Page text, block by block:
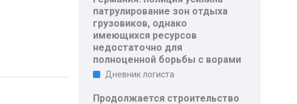
патрулирование зон отдыха
грузовиков, однако
имеющихся ресурсов
недостаточно для
полноценной борьбы с ворами
Дневник логиста
Продолжается строительство